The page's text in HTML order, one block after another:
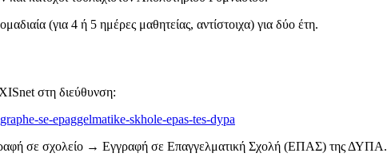
(για 4 ή 5 ημέρες μαθητείας, αντίστοιχα) για δύο έτη.
στη διεύθυνση:
se-epaggelmatike-skhole-epas-tes-dypa
σε σχολείο → Εγγραφή σε Επαγγελματική Σχολή (ΕΠΑΣ) της ΔΥΠΑ.